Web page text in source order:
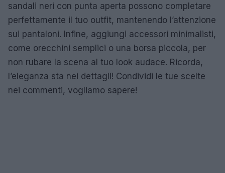
sandali neri con punta aperta possono completare
perfettamente il tuo outfit, mantenendo l’attenzione
sui pantaloni. Infine, aggiungi accessori minimalisti,
come orecchini semplici o una borsa piccola, per
non rubare la scena al tuo look audace. Ricorda,
l’eleganza sta nei dettagli! Condividi le tue scelte
nei commenti, vogliamo sapere!